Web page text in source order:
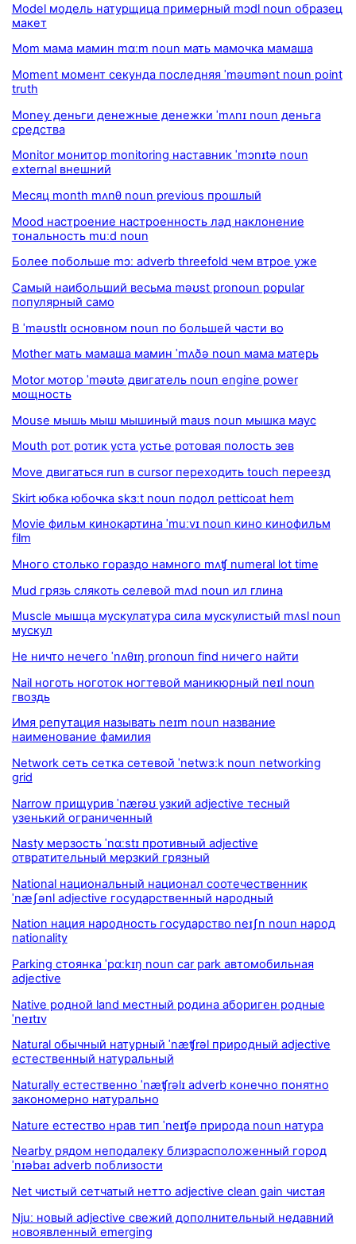
Model модель натурщица примерный mɔdl noun образец
макет
Mom мама мамин mɑːm noun мать мамочка мамаша
Moment момент секунда последняя ˈməʊmənt noun point
truth
Money деньги денежные денежки ˈmʌnɪ noun деньга
средства
Monitor монитор monitoring наставник ˈmɔnɪtə noun
external внешний
Месяц month mʌnθ noun previous прошлый
Mood настроение настроенность лад наклонение
тональность muːd noun
Более побольше mɔː adverb threefold чем втрое уже
Самый наибольший весьма məʊst pronoun popular
популярный само
В ˈməʊstlɪ основном noun по большей части во
Mother мать мамаша мамин ˈmʌðə noun мама матерь
Motor мотор ˈməʊtə двигатель noun engine power
мощность
Mouse мышь мыш мышиный maʊs noun мышка маус
Mouth рот ротик уста устье ротовая полость зев
Move двигаться run в cursor переходить touch переезд
Skirt юбка юбочка skɜːt noun подол petticoat hem
Movie фильм кинокартина ˈmuːvɪ noun кино кинофильм
film
Много столько гораздо намного mʌʧ numeral lot time
Mud грязь слякоть селевой mʌd noun ил глина
Muscle мышца мускулатура сила мускулистый mʌsl noun
мускул
Не ничто нечего ˈnʌθɪŋ pronoun find ничего найти
Nail ноготь ноготок ногтевой маникюрный neɪl noun
гвоздь
Имя репутация называть neɪm noun название
наименование фамилия
Network сеть сетка сетевой ˈnetwɜːk noun networking
grid
Narrow прищурив ˈnærəʊ узкий adjective тесный
узенький ограниченный
Nasty мерзость ˈnɑːstɪ противный adjective
отвратительный мерзкий грязный
National национальный национал соотечественник
ˈnæʃənl adjective государственный народный
Nation нация народность государство neɪʃn noun народ
nationality
Parking стоянка ˈpɑːkɪŋ noun car park автомобильная
adjective
Native родной land местный родина абориген родные
ˈneɪtɪv
Natural обычный натурный ˈnæʧrəl природный adjective
естественный натуральный
Naturally естественно ˈnæʧrəlɪ adverb конечно понятно
закономерно натурально
Nature естество нрав тип ˈneɪʧə природа noun натура
Nearby рядом неподалеку близрасположенный город
ˈnɪəbaɪ adverb поблизости
Net чистый сетчатый нетто adjective clean gain чистая
Njuː новый adjective свежий дополнительный недавний
новоявленный emerging